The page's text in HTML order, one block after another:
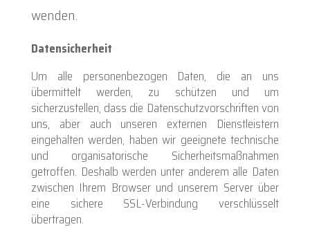
wenden.
Datensicherheit
Um alle personenbezogen Daten, die an uns
übermittelt werden, zu schützen und um
sicherzustellen, dass die Datenschutzvorschriften von
uns, aber auch unseren externen Dienstleistern
eingehalten werden, haben wir geeignete technische
und organisatorische Sicherheitsmaßnahmen
getroffen. Deshalb werden unter anderem alle Daten
zwischen Ihrem Browser und unserem Server über
eine sichere SSL-Verbindung verschlüsselt
übertragen.